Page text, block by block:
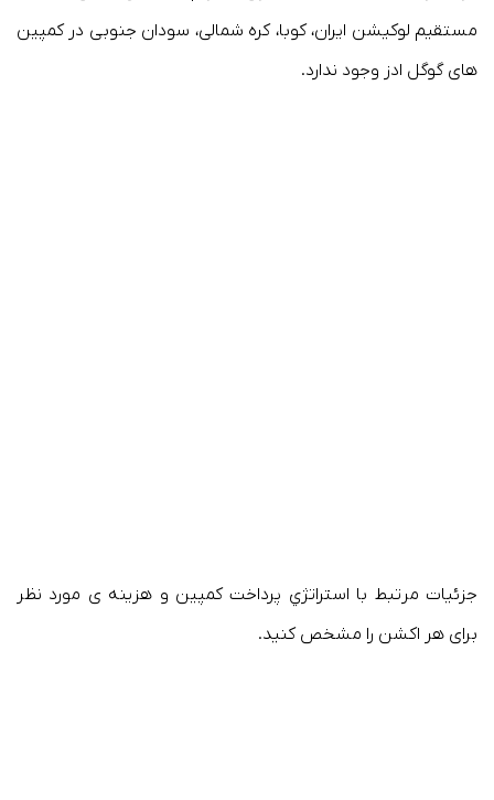
مستقیم لوکیشن ایران، کوبا، کره شمالی، سودان جنوبی در کمپین
های گوگل ادز وجود ندارد.
جزئیات مرتبط با استراتژي پرداخت کمپین و هزینه ی مورد نظر
برای هر اکشن را مشخص کنید.